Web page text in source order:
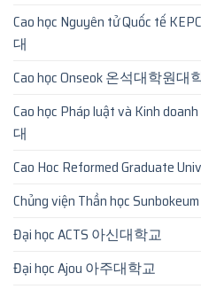
Cao học Nguyên tử Quốc tế
대
Cao học Onseok 온석대학원대
Cao học Pháp luật và Kinh
대
Cao Hoc Reformed Graduate
Chủng viện Thần học
Đại học ACTS 아신대학교
Đại học Ajou 아주대학교